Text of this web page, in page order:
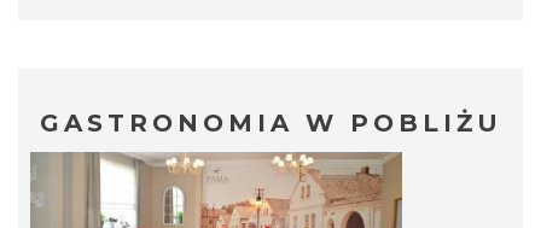
GASTRONOMIA W POBLIŻU